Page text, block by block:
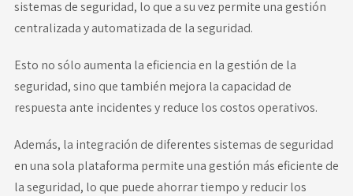
sistemas de seguridad, lo que a su vez permite una gestión
centralizada y automatizada de la seguridad.
Esto no sólo aumenta la eficiencia en la gestión de la
seguridad, sino que también mejora la capacidad de
respuesta ante incidentes y reduce los costos operativos.
Además, la integración de diferentes sistemas de seguridad
en una sola plataforma permite una gestión más eficiente de
la seguridad, lo que puede ahorrar tiempo y reducir los